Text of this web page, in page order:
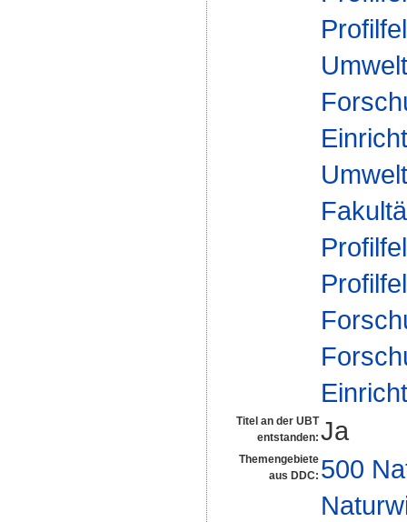
Titel an der UBT
entstanden: Ja
Themengebiete
aus DDC: 500